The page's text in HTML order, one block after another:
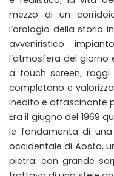
mezzo di un
l’orologio della storia
avveniristico
l’atmosfera del giorno
a touch screen,
completano e
inedito e affascinante
Era il giugno del 1969
le fondamenta di
occidentale di Aosta,
pietra: con grande